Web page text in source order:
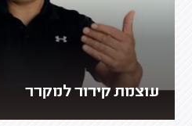
עוצמת קירור למקרר